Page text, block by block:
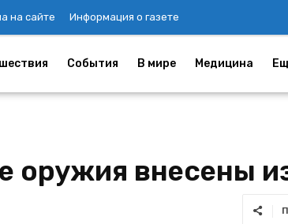
на сайте Информация о газете
События В мире Медицина
оружия внесены